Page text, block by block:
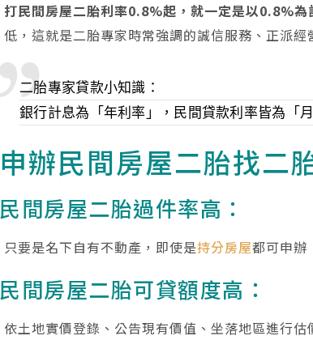
打民間房屋二胎利率0.8%起，就一定是以0.8%為
低，這就是二胎專家時常強調的誠信服務、正派經
二胎專家貸款小知識：
銀行計息為「年利率」，民間貸款利率皆為「月
申辦民間房屋二胎找二
民間房屋二胎過件率高：
只要是名下自有不動產，即使是持分房屋都可申辦
民間房屋二胎可貸額度高：
依土地實價登錄、公告現有價值、坐落地區進行